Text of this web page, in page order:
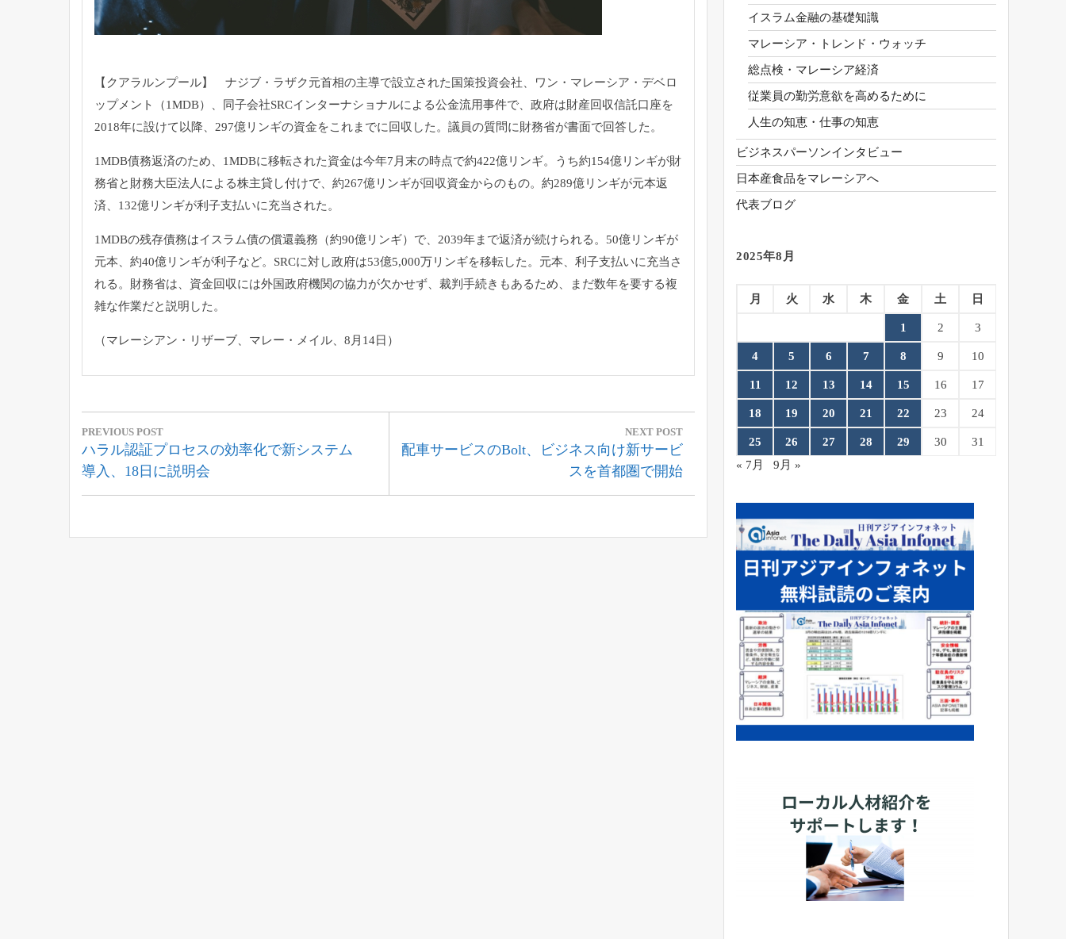
【クアラルンプール】 ナジブ・ラザク元首相の主導で設立された国策投資会社、ワン・ マレーシア・デベロ
ップメント（1MDB）、
同子会社SRCインターナショナルによる公金流用事件で、 政府は財産回収信託口座を
2018年に設けて以降、 297億リンギの資金をこれまでに回収した。 議員の質問に財務省が書面で回答した。
1MDB債務返済のため、 1MDBに移転された資金は今年7月末の時点で約422億リンギ。
うち約154億リンギが財
務省と財務大臣法人による株主貸し付けで、約267億リンギが回収資金からのもの。 約289億リンギが元本返
済、 132億リンギが利子支払いに充当された。
1MDBの残存債務はイスラム債の償還義務（約90億リンギ） で、2039年まで返済が続けられる。50億リンギが
元本、 約40億リンギが利子など。SRCに対し政府は53億5,000万リンギを移転した。元本、利子支払いに充当さ
れる。 財務省は、資金回収には外国政府機関の協力が欠かせず、 裁判手続きもあるため、
まだ数年を要する複
雑な作業だと説明した。
（マレーシアン・リザーブ、マレー・メイル、8月14日）
投
稿
ナ
ビ
PREVIOUS POST
Previous
Post:
ハラル認証プロセスの効率化で新システム
導入、18日に説明会
NEXT POST
Next
配車サービスのBolt、ビジネス向け新サービ
スを首都圏で開始
イスラム金融の基礎知識
マレーシア・トレンド・ウォッチ
総点検・マレーシア経済
従業員の勤労意欲を高めるために
人生の知恵・仕事の知恵
ビジネスパーソンインタビュー
日本産食品をマレーシアへ
代表ブログ
2025年8月
月 火 水 木 金 土 日
1 2 3
4 5 6 7 8 9 10
11 12 13 14 15 16 17
18 19 20 21 22 23 24
25 26 27 28 29 30
31
« 7月
9月 »